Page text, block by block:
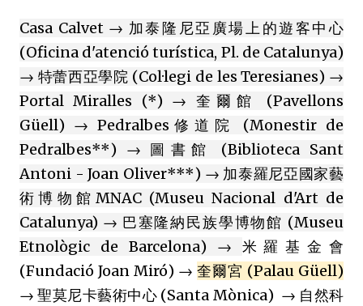
Casa Calvet → 加泰隆尼亞廣場上的遊客中心
(Oficina d'atenció turística, Pl. de Catalunya)
→ 特蕾西亞學院 (Col·legi de les Teresianes) →
Portal Miralles (*) → 奎爾館 (Pavellons
Güell) → Pedralbes修道院 (Monestir de
Pedralbes**) → 圖書館 (Biblioteca Sant
Antoni - Joan Oliver***) → 加泰羅尼亞國家藝
術博物館MNAC (Museu Nacional d'Art de
Catalunya) → 巴塞隆納民族學博物館 (Museu
Etnològic de Barcelona) → 米羅基金會
(Fundació Joan Miró) → 奎爾宮 (Palau Güell)
→ 聖莫尼卡藝術中心 (Santa Mònica) → 自然科